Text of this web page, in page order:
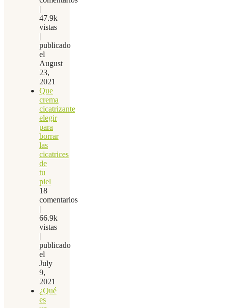
|
47.9k
vistas
|
publicado
el
August
23,
2021
Que
crema
cicatrizante
elegir
para
borrar
las
cicatrices
de
tu
piel
18
comentarios
|
66.9k
vistas
|
publicado
el
July
9,
2021
¿Qué
es